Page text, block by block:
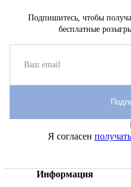
Информация
Подпишитесь, чтобы
бесплатные
Я согласен